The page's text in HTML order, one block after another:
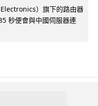
）旗下的路由器
秒便會與中國伺服器連